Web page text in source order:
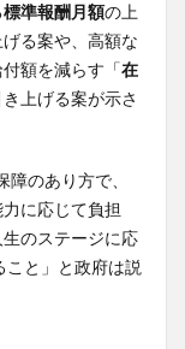
標準報酬月額の上
る案や、高額な
額を減らす「在
上げる案が示さ
のあり方で、
に応じて負担
のステージに応
こと」と政府は説